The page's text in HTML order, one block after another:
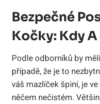
Bezpečné
Kočky: Kdy
Podle odborníků by
případě, že je to
váš mazlíček špiní, je
něčem nečistém.